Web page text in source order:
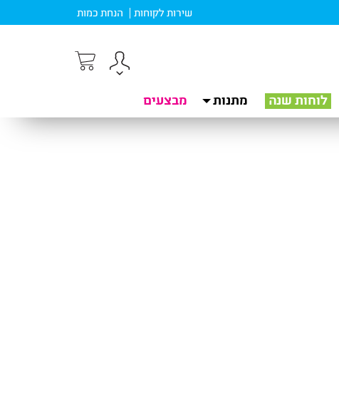
שירות לקוחות הנחת כמות
לוחות שנה מתנות מבצעים